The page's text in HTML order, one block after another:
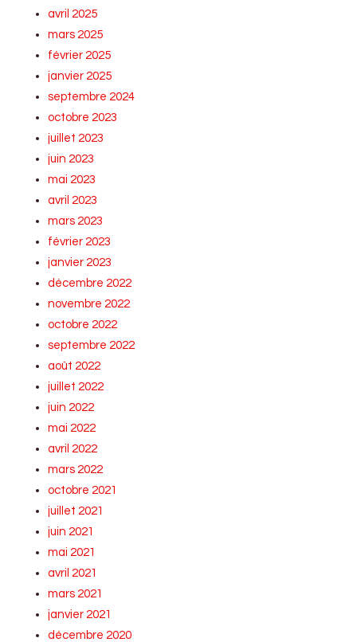
avril 2025
mars 2025
février 2025
janvier 2025
septembre 2024
octobre 2023
juillet 2023
juin 2023
mai 2023
avril 2023
mars 2023
février 2023
janvier 2023
décembre 2022
novembre 2022
octobre 2022
septembre 2022
août 2022
juillet 2022
juin 2022
mai 2022
avril 2022
mars 2022
octobre 2021
juillet 2021
juin 2021
mai 2021
avril 2021
mars 2021
janvier 2021
décembre 2020